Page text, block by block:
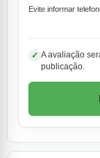
Evite informar
✓ A avaliação
publicação.